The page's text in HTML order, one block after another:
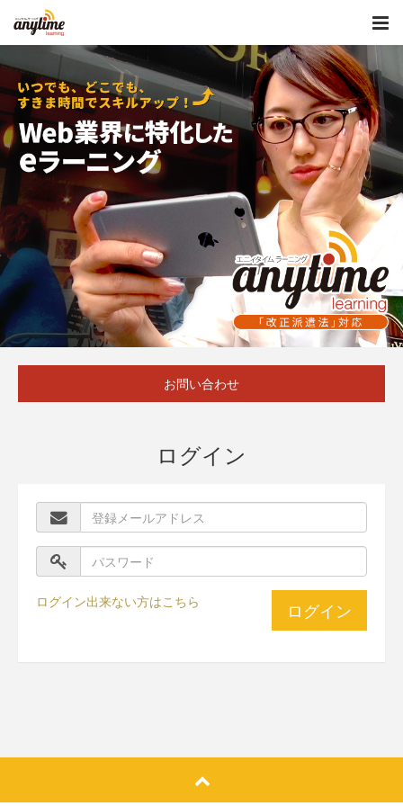
お問い合わせ
ログイン
ログイン
ログイン出来ない方はこちら